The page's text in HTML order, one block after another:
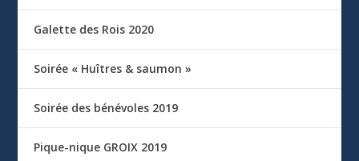
Galette des Rois 2020
Soirée « Huîtres & saumon »
Soirée des bénévoles 2019
Pique-nique GROIX 2019